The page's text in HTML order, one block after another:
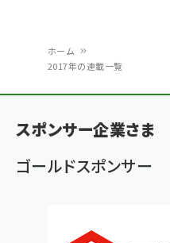
く
ず
ホーム
2017年の連載一覧
スポンサー企業さま
ゴールドスポンサー